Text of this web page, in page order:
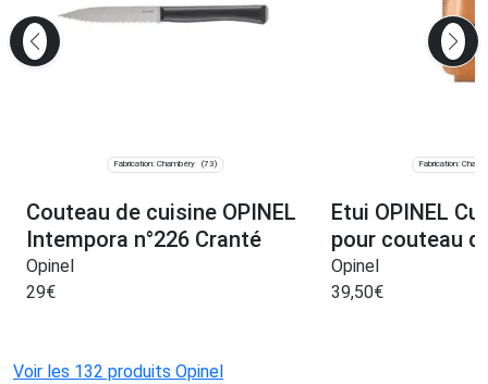
Fabrication: Chambéry (73)
Couteau de cuisine OPINEL
Intempora n°226 Cranté
Opinel
29€
Fabrication:
Etui OPINEL
pour couteau
Opinel
39,50€
Voir les 132 produits Opinel